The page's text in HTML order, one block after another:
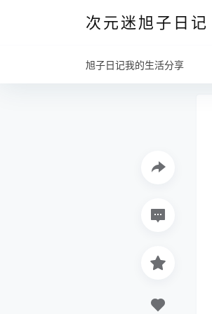
次元迷旭子日记
旭子日记我的生活分享